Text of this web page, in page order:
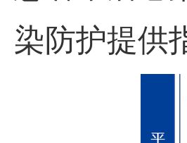
染防护提供